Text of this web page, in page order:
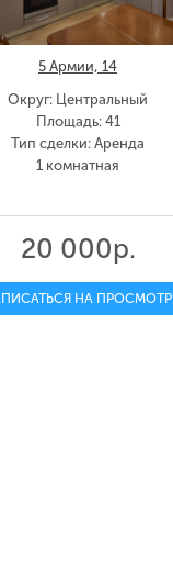
5 Армии, 14
Округ: Центральный
Площадь: 41
Тип сделки: Аренда
1 комнатная
20 000р.
НА ПРОСМОТР